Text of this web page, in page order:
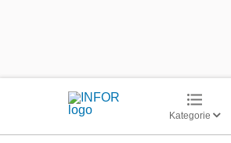
Kategorie